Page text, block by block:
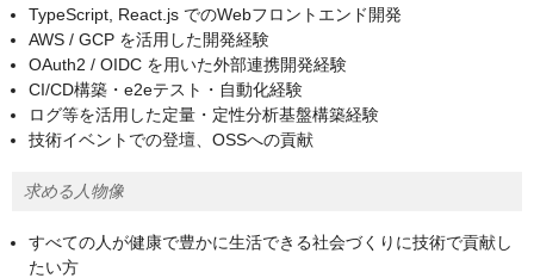
TypeScript, React.js でのWebフロントエンド開発
AWS / GCP を活用した開発経験
OAuth2 / OIDC を用いた外部連携開発経験
CI/CD構築・e2eテスト・自動化経験
ログ等を活用した定量・定性分析基盤構築経験
技術イベントでの登壇、OSSへの貢献
求める人物像
すべての人が健康で豊かに生活できる社会づくりに技術で貢献し
たい方